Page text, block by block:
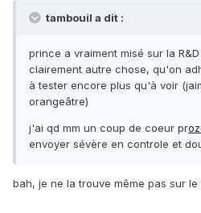
tambouil a dit :
prince a vraiment misé sur la
clairement autre chose, qu'on
à tester encore plus qu'à voir
orangeâtre)
j'ai qd mm un coup de coeur pr
envoyer sévère en controle et
bah, je ne la trouve même pas sur